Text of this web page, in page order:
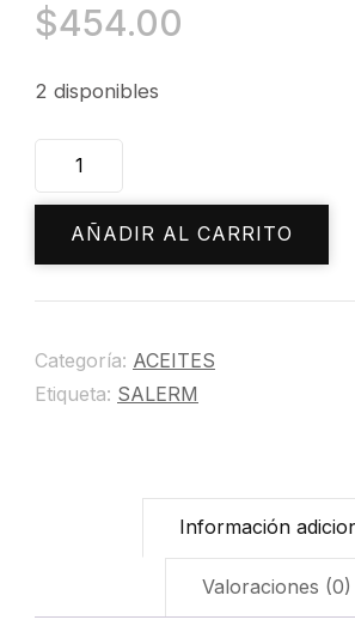
$454.00
2 disponibles
FINISH
PROTEINAS
DE
SEDA
cantidad
AÑADIR AL CARRITO
Categoría: ACEITES
Etiqueta: SALERM
Información
Valoraciones (0)